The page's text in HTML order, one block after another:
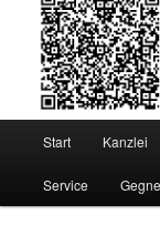
Start Kanzlei
Service